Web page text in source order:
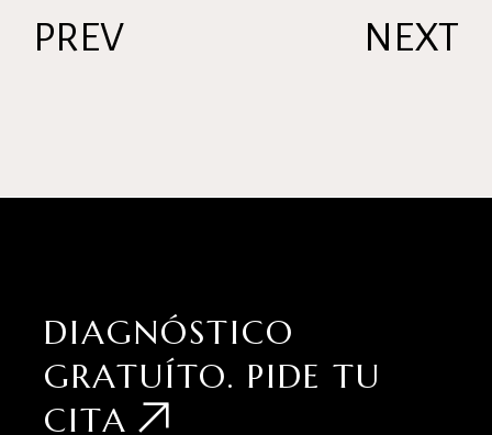
PREV NEXT
DIAGNÓSTICO
GRATUÍTO. PIDE TU
CITA